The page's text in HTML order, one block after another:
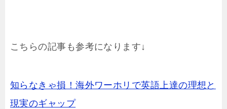
こちらの記事も参考になります↓
知らなきゃ損！海外ワーホリで英語上達の理想と
現実のギャップ